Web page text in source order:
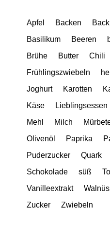
Apfel Backen
Basilikum
Beeren
Brühe
Butter Chili
Frühlingszwiebeln
Joghurt
Karotten
Käse
Lieblingsessen
Mehl
Milch
Olivenöl
Paprika
Puderzucker
Quark
Schokolade
süß
Vanilleextrakt
Zucker
Zwiebeln